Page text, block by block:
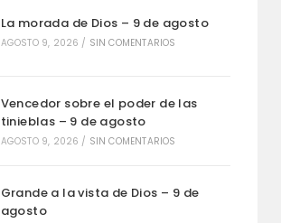
La morada de Dios – 9 de agosto
AGOSTO 9, 2026 / SIN COMENTARIOS
Vencedor sobre el poder de las
tinieblas – 9 de agosto
AGOSTO 9, 2026 / SIN COMENTARIOS
Grande a la vista de Dios – 9 de
agosto